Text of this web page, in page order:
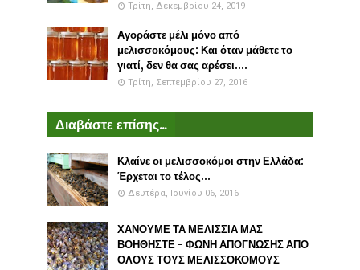
Τρίτη, Δεκεμβρίου 24, 2019
Αγοράστε μέλι μόνο από
μελισσοκόμους: Και όταν μάθετε το
γιατί, δεν θα σας αρέσει....
Τρίτη, Σεπτεμβρίου 27, 2016
Διαβάστε επίσης...
Κλαίνε οι μελισσοκόμοι στην Ελλάδα:
Έρχεται το τέλος...
Δευτέρα, Ιουνίου 06, 2016
ΧΑΝΟΥΜΕ ΤΑ ΜΕΛΙΣΣΙΑ ΜΑΣ
ΒΟΗΘΗΣΤΕ - ΦΩΝΗ ΑΠΟΓΝΩΣΗΣ ΑΠΟ
ΟΛΟΥΣ ΤΟΥΣ ΜΕΛΙΣΣΟΚΟΜΟΥΣ